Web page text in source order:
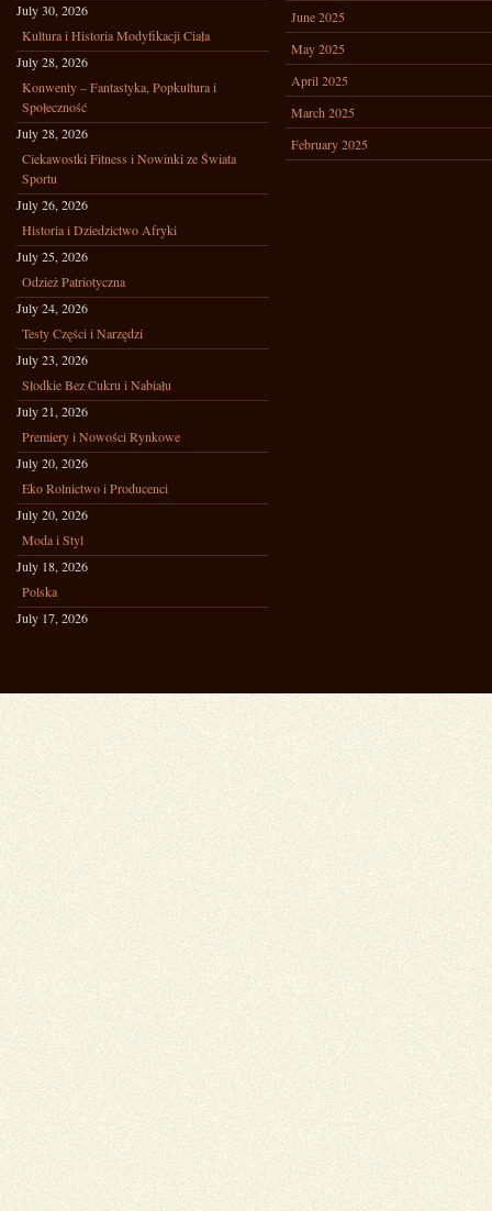
July 30, 2026
Kultura i Historia Modyfikacji Ciała
July 28, 2026
Konwenty – Fantastyka, Popkultura i
Społeczność
July 28, 2026
Ciekawostki Fitness i Nowinki ze Świata
Sportu
July 26, 2026
Historia i Dziedzictwo Afryki
July 25, 2026
Odzież Patriotyczna
July 24, 2026
Testy Części i Narzędzi
July 23, 2026
Słodkie Bez Cukru i Nabiału
July 21, 2026
Premiery i Nowości Rynkowe
July 20, 2026
Eko Rolnictwo i Producenci
July 20, 2026
Moda i Styl
July 18, 2026
Polska
July 17, 2026
June 2025
May 2025
April 2025
March 2025
February 2025